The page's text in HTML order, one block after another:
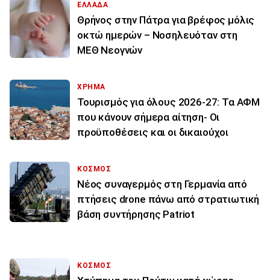
ΕΛΛΑΔΑ
Θρήνος στην Πάτρα για βρέφος μόλις
οκτώ ημερών – Νοσηλευόταν στη
ΜΕΘ Νεογνών
ΧΡΗΜΑ
Τουρισμός για όλους 2026-27: Τα ΑΦΜ
που κάνουν σήμερα αίτηση- Οι
προϋποθέσεις και οι δικαιούχοι
ΚΟΣΜΟΣ
Νέος συναγερμός στη Γερμανία από
πτήσεις drone πάνω από στρατιωτική
βάση συντήρησης Patriot
ΚΟΣΜΟΣ